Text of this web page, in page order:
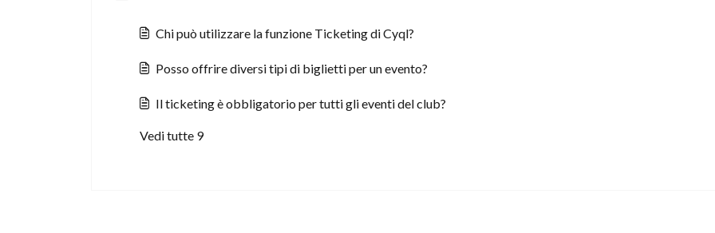
Chi può utilizzare la funzione Ticketing di Cyql?
Posso offrire diversi tipi di biglietti per un evento?
Il ticketing è obbligatorio per tutti gli eventi del club?
Vedi tutte 9